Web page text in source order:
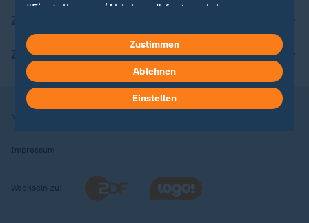
ZDFheute Apps
Nutzungsbedingungen
Impressum
Wechseln zu:
"Einstellungen/Ablehnen" fest, welchen
welchen nicht. Deine Datenschutzeinstellungen
kannst du jederzeit mit Wirkung für die Zukunft
in deinen Einstellungen widerrufen oder ändern.
Hier findest du das Impressum.
Zustimmen
Ablehnen
Einstellen